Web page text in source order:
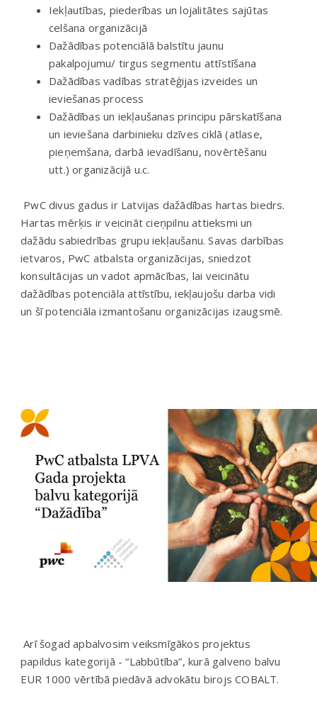
Iekļautības, piederības un lojalitātes sajūtas
celšana organizācijā
Dažādības potenciālā balstītu jaunu
pakalpojumu/ tirgus segmentu attīstīšana
Dažādības vadības stratēģijas izveides un
ieviešanas process
Dažādības un iekļaušanas principu pārskatīšana
un ieviešana darbinieku dzīves ciklā (atlase,
pieņemšana, darbā ievadīšanu, novērtēšanu
utt.) organizācijā u.c.
PwC divus gadus ir Latvijas dažādības hartas biedrs.
Hartas mērķis ir veicināt cieņpilnu attieksmi un
dažādu sabiedrības grupu iekļaušanu. Savas darbības
ietvaros, PwC atbalsta organizācijas, sniedzot
konsultācijas un vadot apmācības, lai veicinātu
dažādības potenciāla attīstību, iekļaujošu darba vidi
un šī potenciāla izmantošanu organizācijas izaugsmē.
Arī šogad apbalvosim veiksmīgākos projektus
papildus kategorijā - “Labbūtība”, kurā galveno balvu
EUR 1000 vērtībā piedāvā advokātu birojs COBALT.